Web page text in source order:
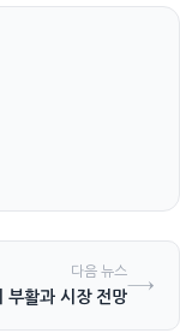
다음 뉴스
부활과 시장 전망→